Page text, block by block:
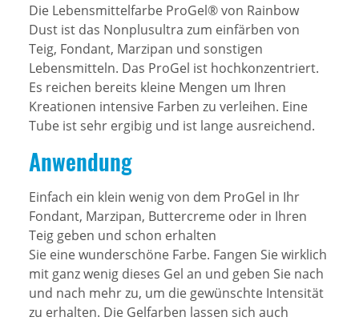
Die Lebensmittelfarbe ProGel® von Rainbow
Dust ist das Nonplusultra zum einfärben von
Teig, Fondant, Marzipan und sonstigen
Lebensmitteln. Das ProGel ist hochkonzentriert.
Es reichen bereits kleine Mengen um Ihren
Kreationen intensive Farben zu verleihen. Eine
Tube ist sehr ergibig und ist lange ausreichend.
Anwendung
Einfach ein klein wenig von dem ProGel in Ihr
Fondant, Marzipan, Buttercreme oder in Ihren
Teig geben und schon erhalten
Sie eine wunderschöne Farbe. Fangen Sie wirklich
mit ganz wenig dieses Gel an und geben Sie nach
und nach mehr zu, um die gewünschte Intensität
zu erhalten. Die Gelfarben lassen sich auch